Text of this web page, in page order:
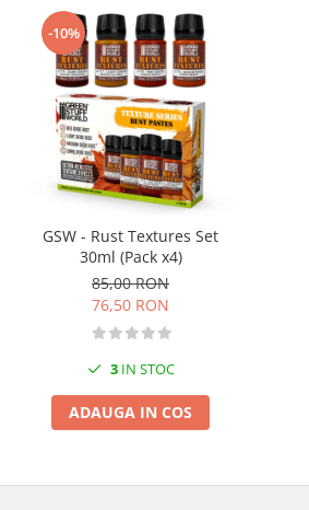
-10%
GSW - Rust Textures Set
30ml (Pack x4)
85,00 RON
76,50 RON
3IN STOC
ADAUGA IN COS